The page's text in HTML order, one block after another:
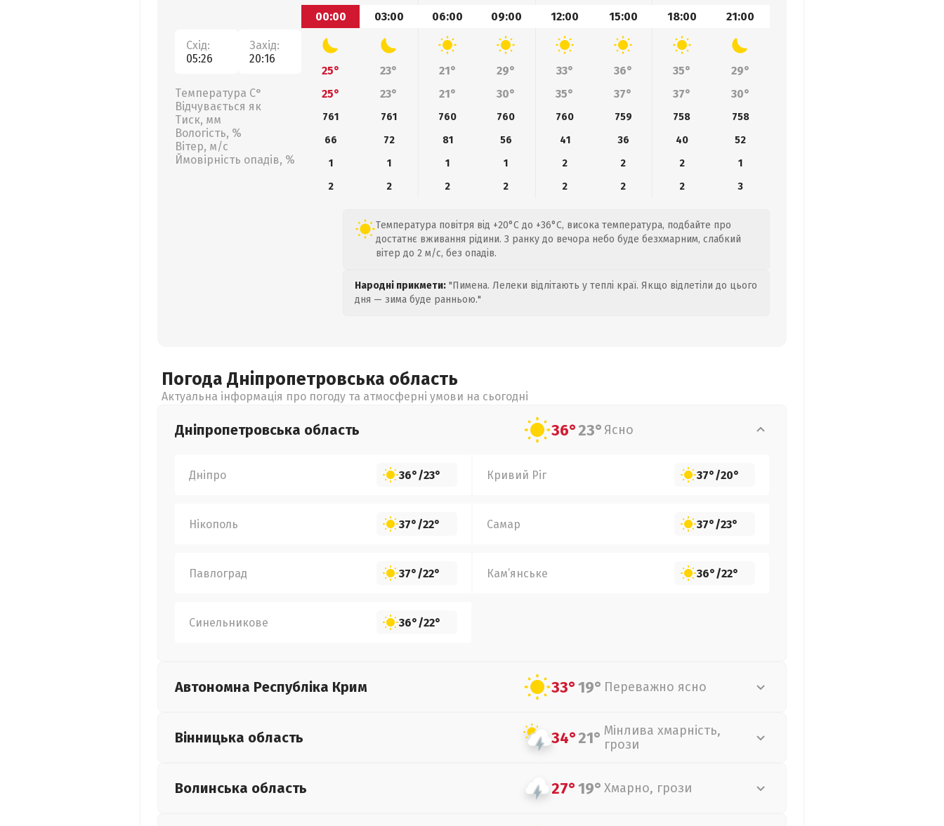
Схід:
05:26
Захід:
20:16
Температура С°
Відчувається як
Тиск, мм
Вологість, %
Вітер, м/с
Ймовірність опадів, %
00:00
03:00 06:00 09:00 12:00 15:00 18:00 21:00
25° 23° 21° 29° 33° 36° 35°
29°
25°
23° 21° 30° 35° 37° 37° 30°
761 761 760 760 760 759 758
758
66
72 81 56 41 36 40
52
1
1 1 1 2 2 2
1
2
2 2 2 2 2 2 3
Температура повітря від +20°C до +36°C, висока температура, подбайте про
достатнє вживання рідини. З ранку до вечора небо буде безхмарним, слабкий
вітер до 2 м/с, без опадів.
Народні прикмети: "Пимена. Лелеки відлітають у теплі краї. Якщо відлетіли до цього
дня — зима буде ранньою."
Погода Дніпропетровська область
Актуальна інформація про погоду та атмосферні умови на сьогодні
Дніпропетровська область 36°23° Ясно
Дніпро 36°/23° Кривий Ріг 37°/20°
Нікополь 37°/22° Самар 37°/23°
Павлоград 37°/22° Кам’янське 36°/22°
Синельникове 36°/22°
Автономна Республіка Крим 33°19° Переважно ясно
Вінницька область 34°21° Мінлива хмарність,
грози
Волинська область 27°19° Хмарно, грози